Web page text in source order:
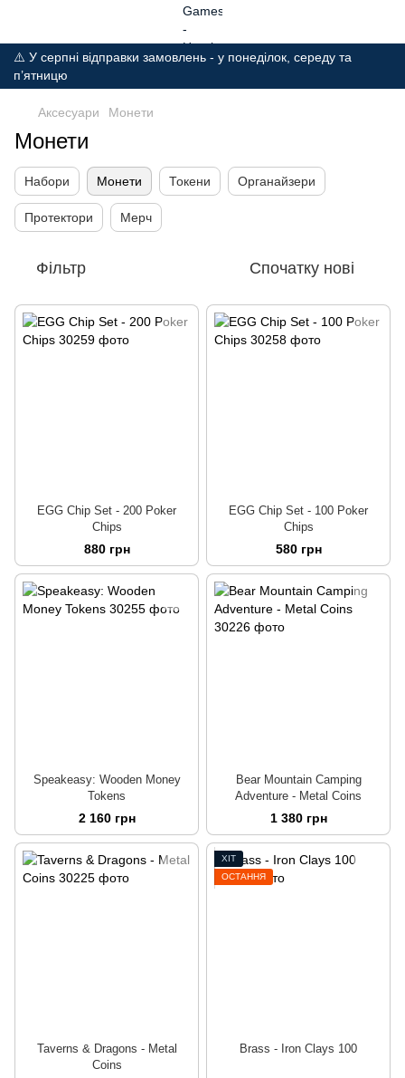
⚠️ У серпні відправки замовлень - у понеділок, середу та
п’ятницю
Аксесуари Монети
Монети
Набори Монети Токени Органайзери
Протектори Мерч
Фільтр Спочатку нові
EGG Chip Set - 200 Poker
Chips
880 грн
EGG Chip Set - 100 Poker
Chips
580 грн
Speakeasy: Wooden Money
Tokens
2 160 грн
Bear Mountain Camping
Adventure - Metal Coins
1 380 грн
Taverns & Dragons - Metal
Coins
ХІТ
ОСТАННЯ
Brass - Iron Clays 100